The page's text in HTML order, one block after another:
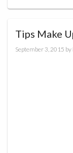
Tips Make
September 3, 2015 by